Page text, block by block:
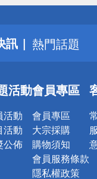
訊
詐騙網頁！
得獎公告
熱門話題
銀行優惠
詐騙網頁！
活動
活動
活動
公佈
會員專區
會員專區
大宗採購
購物須知
會員服務條款
隱私權政策